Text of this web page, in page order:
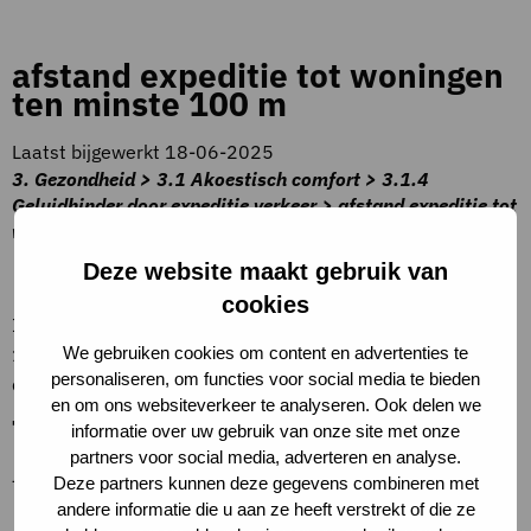
Deze website maakt gebruik van
cookies
We gebruiken cookies om content en advertenties te
personaliseren, om functies voor social media te bieden
en om ons websiteverkeer te analyseren. Ook delen we
informatie over uw gebruik van onze site met onze
partners voor social media, adverteren en analyse.
Deze partners kunnen deze gegevens combineren met
andere informatie die u aan ze heeft verstrekt of die ze
afstand expeditie tot woningen
ten minste 100 m
Laatst bijgewerkt 18-06-2025
3. Gezondheid > 3.1 Akoestisch comfort > 3.1.4
Geluidhinder door expeditie verkeer > afstand expeditie tot
woningen ten minste 100 m
Beschrijving criteria
In de praktijk blijkt dat bij een afstand van hemelsbreed
100 m het geluidniveau van een vrachtwagen met
draaiende koeling is gereduceerd tot ongeveer 50 dB(A)
Toelichting op criteria
–